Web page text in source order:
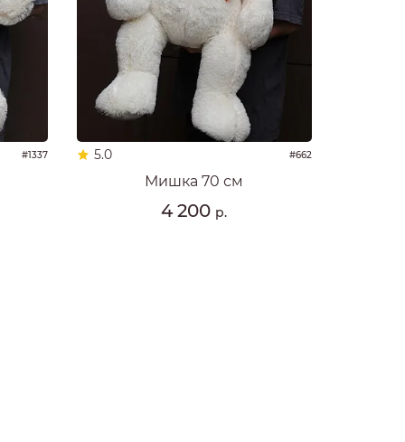
#1337 5.0 #662
Мишка 70 см
4 200 р.